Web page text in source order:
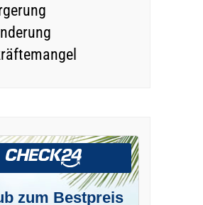
zum Bestpreis